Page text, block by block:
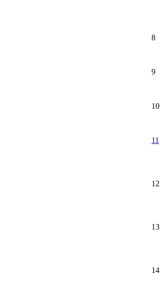
8
9
10
11
12
13
14